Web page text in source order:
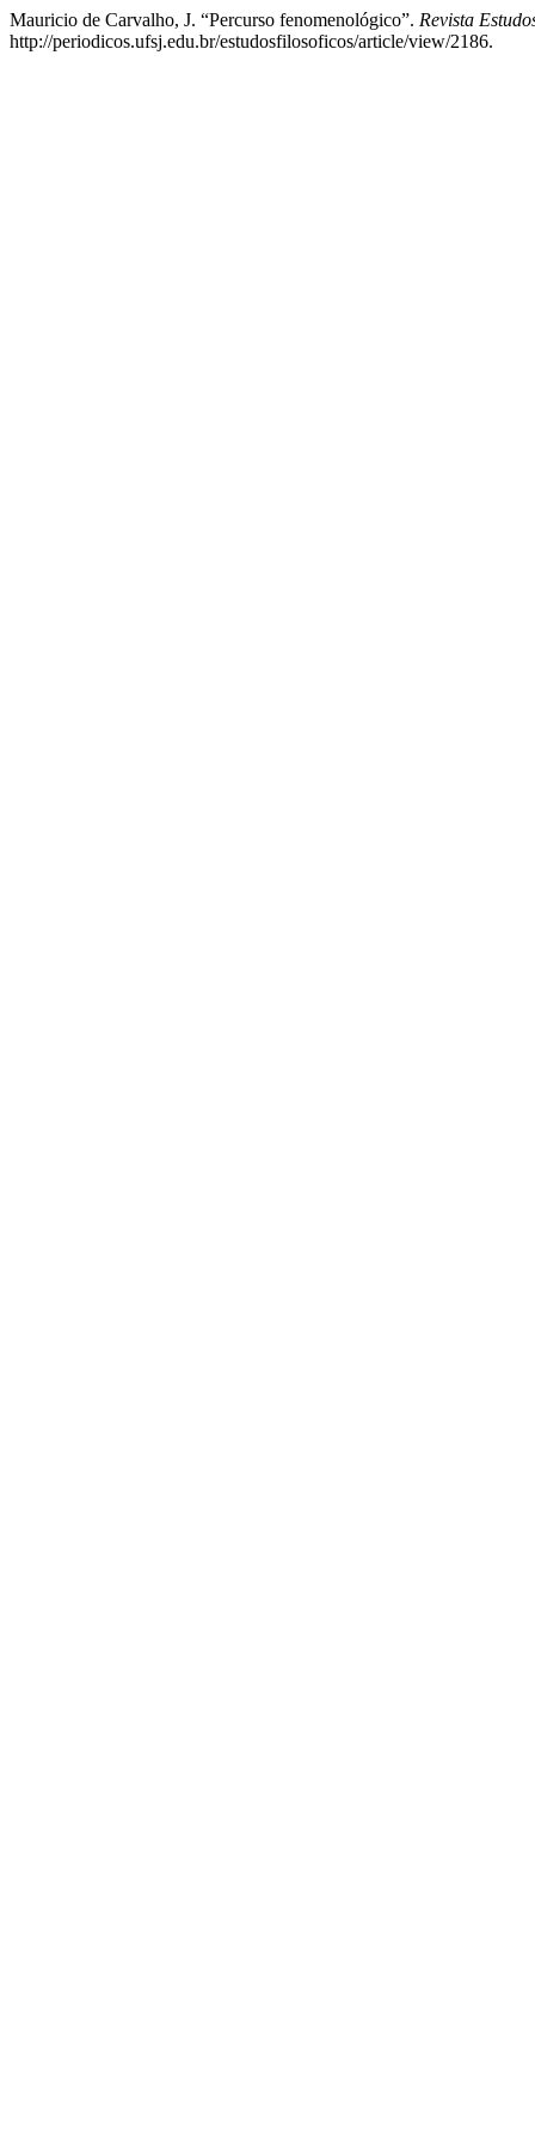
Mauricio de Carvalho, J. “Percurso fenomenológico”. Revista
http://periodicos.ufsj.edu.br/estudosfilosoficos/article/view/2186.